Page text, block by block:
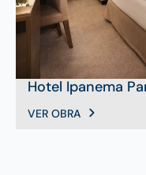
Hotel Ipanema
VER OBRA